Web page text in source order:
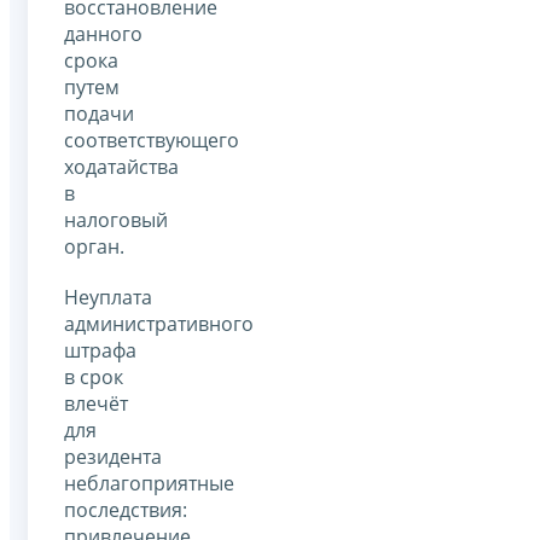
восстановление
данного
срока
путем
подачи
соответствующего
ходатайства
в
налоговый
орган.
Неуплата
административного
штрафа
в срок
влечёт
для
резидента
неблагоприятные
последствия: